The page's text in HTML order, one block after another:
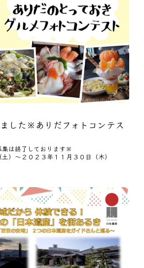
した※ありだフォトコンテス
は終了しております※
）～２０２３年１１月３０日（木）